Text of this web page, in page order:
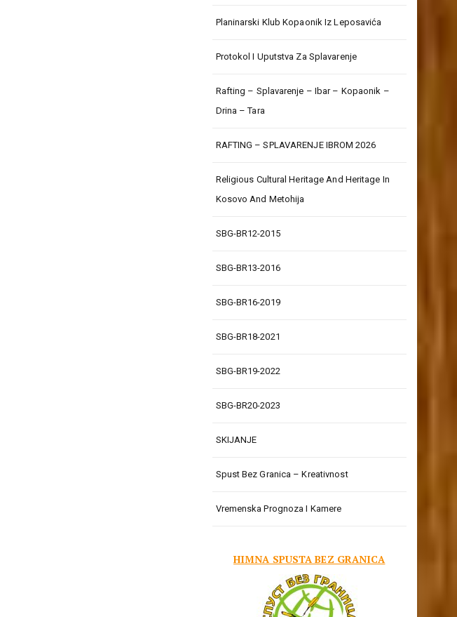
Planinarski Klub Kopaonik Iz Leposavića
Protokol I Uputstva Za Splavarenje
Rafting – Splavarenje – Ibar – Kopaonik –
Drina – Tara
RAFTING – SPLAVARENJE IBROM 2026
Religious Cultural Heritage And Heritage In
Kosovo And Metohija
SBG-BR12-2015
SBG-BR13-2016
SBG-BR16-2019
SBG-BR18-2021
SBG-BR19-2022
SBG-BR20-2023
SKIJANJE
Spust Bez Granica – Kreativnost
Vremenska Prognoza I Kamere
HIMNA SPUSTA BEZ GRANICA